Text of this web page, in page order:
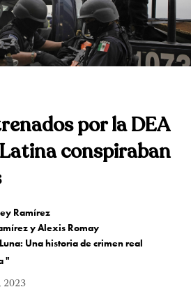
por la DEA
conspiraban
Ramírez
y Alexis Romay
Una historia de crimen real
"